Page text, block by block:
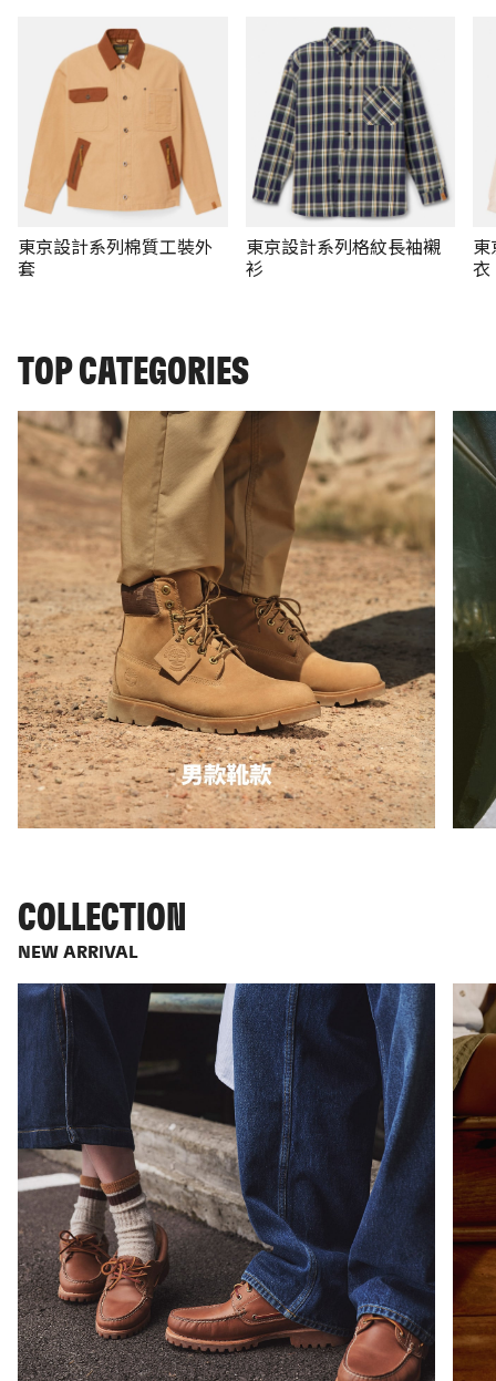
東京設計系列棉質工裝外
套
東京設計系列格紋長袖襯
衫
東
衣
TOP CATEGORIES
COLLECTION
NEW ARRIVAL